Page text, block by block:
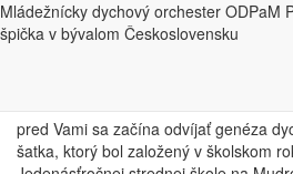
Mládežnícky dychový orchester ODPaM
špička v bývalom Československu
pred Vami sa začína odvíjať genéza
šatka, ktorý bol založený v školskom